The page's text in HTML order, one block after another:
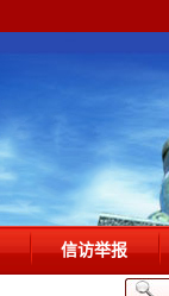
信访举报